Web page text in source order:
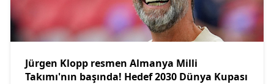
Jürgen Klopp resmen Almanya Milli
Takımı'nın başında! Hedef 2030 Dünya Kupası